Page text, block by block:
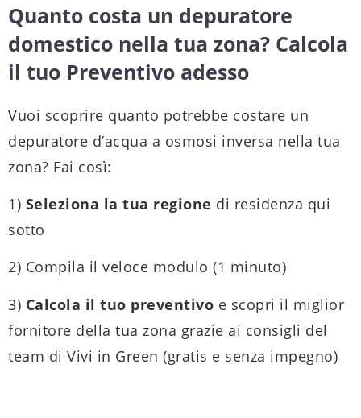
Quanto costa un depuratore
domestico nella tua zona? Calcola
il tuo Preventivo adesso
Vuoi scoprire quanto potrebbe costare un
depuratore d’acqua a osmosi inversa nella tua
zona? Fai così:
1) Seleziona la tua regione di residenza qui
sotto
2) Compila il veloce modulo (1 minuto)
3) Calcola il tuo preventivo e scopri il miglior
fornitore della tua zona grazie ai consigli del
team di Vivi in Green (gratis e senza impegno)